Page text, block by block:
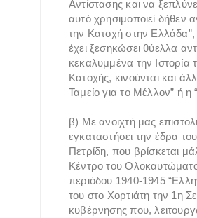
Αντίστασης και να
αυτό χρησιμοποιεί
την Κατοχή στην
έχει ξεσηκώσει θύελλα
κεκαλυμμένα την Ιστορία
Κατοχής, κινούνται και
Ταμείο για το Μέλλον” ή
β) Με ανοιχτή μας
εγκαταστήσει την έδρα
Πετρίδη, που βρίσκεται
Κέντρο του
περιόδου 1940-1945
του στο Χορτιάτη την 1η
κυβέρνησης που,